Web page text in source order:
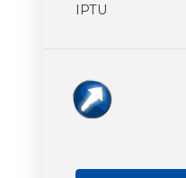
IPTU